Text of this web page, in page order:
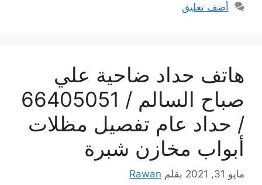
أضف تعليق
هاتف حداد ضاحية علي
صباح السالم / 66405051
/ حداد عام تفصيل مظلات
أبواب مخازن شبرة
مايو 31, 2021 بقلم Rawan